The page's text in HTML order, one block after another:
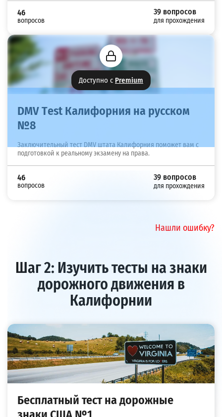
46
вопросов
39 вопросов
для прохождения
Доступно с Premium
DMV Тest Калифорния на русском
№8
Заключительный тест DMV штата Калифорния поможет вам с
подготовкой к реальному экзамену на права.
46
вопросов
39 вопросов
для прохождения
Нашли ошибку?
Шаг 2: Изучить тесты на знаки
дорожного движения в
Калифорнии
Бесплатный тест на дорожные